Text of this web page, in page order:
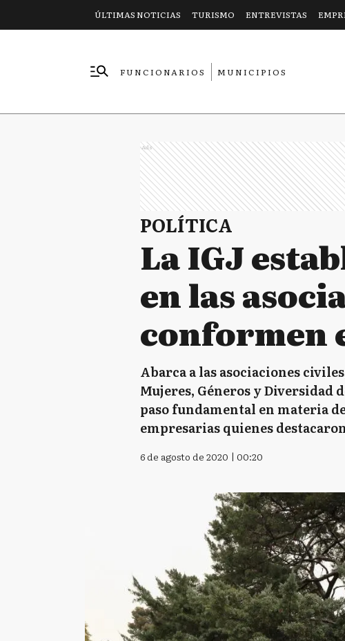
ÚLTIMAS NOTICIAS TURISMO ENTREVISTAS
FUNCIONARIOS
MUNICIPIOS
Ads
POLÍTICA
La IGJ
en las
conformen
Abarca a las asociaciones
Mujeres, Géneros y Diversidad
paso fundamental en materia
empresarias quienes
6 de agosto de 2020 | 00:20